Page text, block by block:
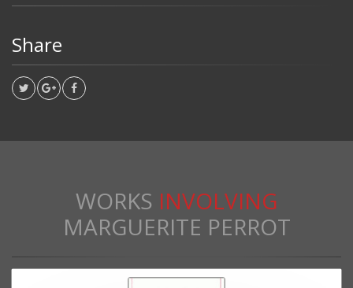
Share
WORKS INVOLVING
MARGUERITE PERROT